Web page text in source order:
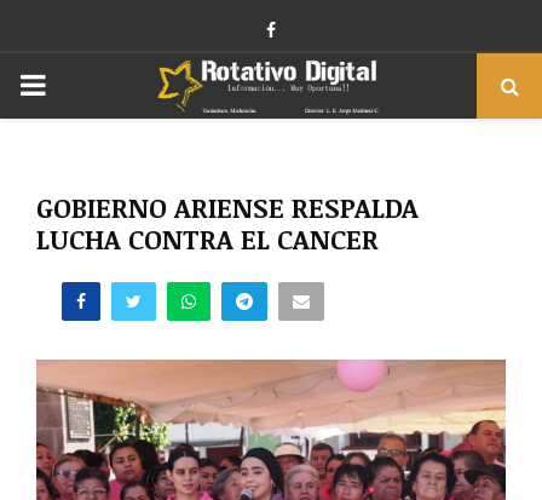
Facebook
PRIMARY
GOBIERNO ARIENSE RESPALDA
LUCHA CONTRA EL CANCER